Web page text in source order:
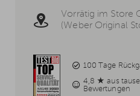
Vorrätig im Store
(Weber Original
100 Tage
4,8 ★ aus
Bewertungen